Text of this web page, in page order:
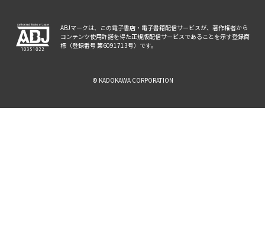
ABJマークは、この電子書店・電子書籍配信サービスが、著作権者から
コンテンツ使用許諾を得た正規版配信サービスであることを示す登録商
標（登録番号 第6091713号）です。
© KADOKAWA CORPORATION